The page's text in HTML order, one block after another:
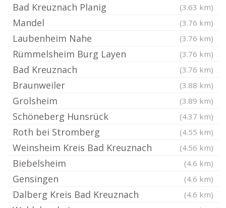
Bad Kreuznach Planig (3.63 km)
Mandel (3.76 km)
Laubenheim Nahe (3.76 km)
Rümmelsheim Burg Layen (3.76 km)
Bad Kreuznach (3.76 km)
Braunweiler (3.88 km)
Grolsheim (3.89 km)
Schöneberg Hunsrück (4.37 km)
Roth bei Stromberg (4.55 km)
Weinsheim Kreis Bad Kreuznach (4.56 km)
Biebelsheim (4.6 km)
Gensingen (4.6 km)
Dalberg Kreis Bad Kreuznach (4.6 km)